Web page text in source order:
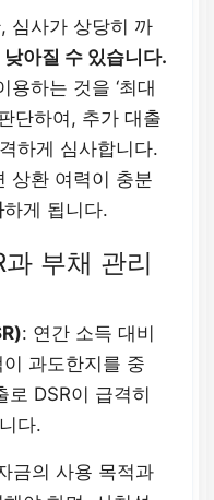
심사가 상당히 까
아질 수 있습니다.
하는 것을 ‘최대
단하여, 추가 대출
하게 심사합니다.
상환 여력이 충분
하게 됩니다.
부채 관리
: 연간 소득 대비
과도한지를 중
로 DSR이 급격히
다.
금의 사용 목적과